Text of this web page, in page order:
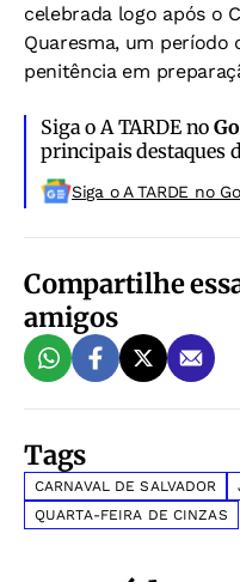
celebrada logo após o
Quaresma, um período
penitência em
Siga o A TARDE no
principais destaques
Siga o A TARDE no
Compartilhe
amigos
Tags
CARNAVAL DE SALVADOR
QUARTA-FEIRA DE CINZAS